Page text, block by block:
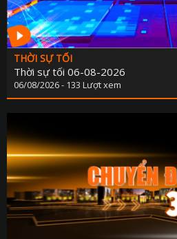
THỜI SỰ TỐI
Thời sự tối 06-08-2026
06/08/2026 - 133 Lượt xem